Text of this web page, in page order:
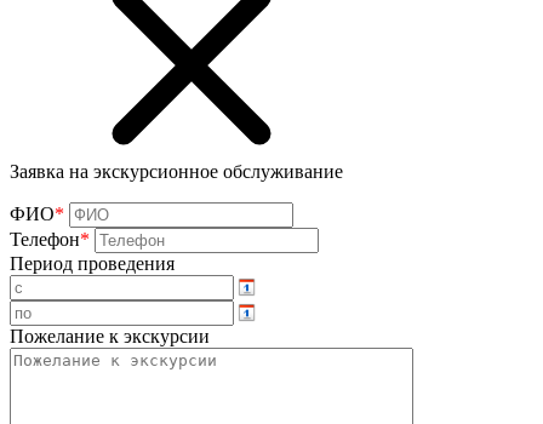
Заявка на экскурсионное обслуживание
ФИО*
Телефон*
Период проведения
Пожелание к экскурсии